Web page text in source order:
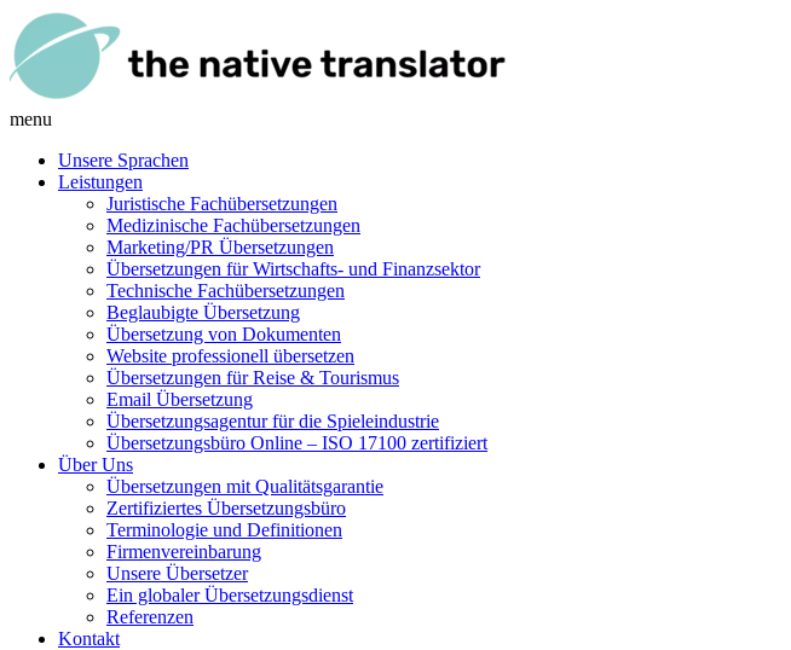
menu
Unsere Sprachen
Leistungen
Juristische Fachübersetzungen
Medizinische Fachübersetzungen
Marketing/PR Übersetzungen
Übersetzungen für Wirtschafts- und Finanzsektor
Technische Fachübersetzungen
Beglaubigte Übersetzung
Übersetzung von Dokumenten
Website professionell übersetzen
Übersetzungen für Reise & Tourismus
Email Übersetzung
Übersetzungsagentur für die Spieleindustrie
Übersetzungsbüro Online – ISO 17100 zertifiziert
Über Uns
Übersetzungen mit Qualitätsgarantie
Zertifiziertes Übersetzungsbüro
Terminologie und Definitionen
Firmenvereinbarung
Unsere Übersetzer
Ein globaler Übersetzungsdienst
Referenzen
Kontakt